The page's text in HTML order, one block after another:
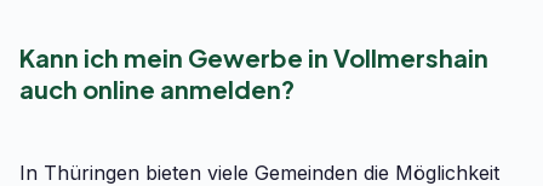
Kann ich mein Gewerbe in Vollmershain
auch online anmelden?
In Thüringen bieten viele Gemeinden die Möglichkeit